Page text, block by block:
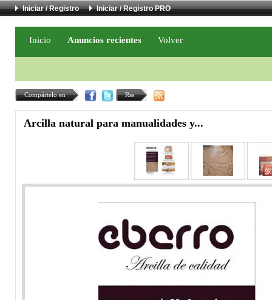
Iniciar / Registro Iniciar / Registro PRO
Inicio Anuncios recientes Volver
Compártelo en Rss
Arcilla natural para manualidades y...